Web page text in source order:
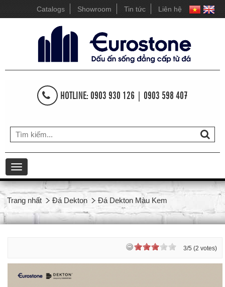
Catalogs Showroom Tin tức Liên hệ
HOTLINE: 0903 930 126 | 0903 598 407
Toggle
navigation
Trang nhất Đá Dekton Đá Dekton Màu Kem
3/5 (2 votes)